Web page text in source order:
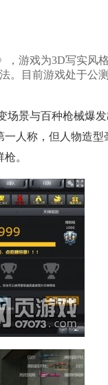
游戏为3D写实
目前游戏处于公
场景与百种枪械爆
人称，但人物造
。